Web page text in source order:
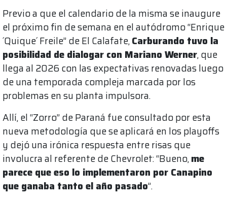
Previo a que el calendario de la misma se inaugure
el próximo fin de semana en el autódromo “Enrique
´Quique´ Freile” de El Calafate,Carburando tuvo la
posibilidad de dialogar con Mariano Werner, que
llega al 2026 con las expectativas renovadas luego
de una temporada compleja marcada por los
problemas en su planta impulsora.
Allí, el “Zorro” de Paraná fue consultado por esta
nueva metodología que se aplicará en los playoffs
y dejó una irónica respuesta entre risas que
involucra al referente de Chevrolet: “Bueno,me
parece que eso lo implementaron por Canapino
que ganaba tanto el año pasado”.